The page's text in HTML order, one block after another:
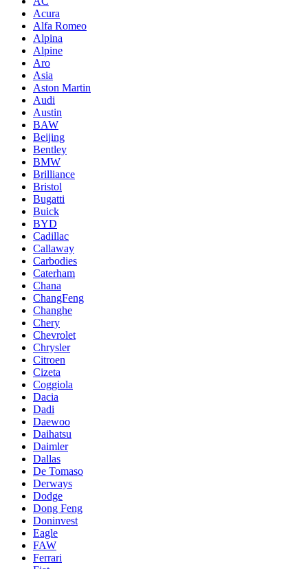
Acura
Alfa Romeo
Alpina
Alpine
Aro
Asia
Aston Martin
Audi
Austin
BAW
Beijing
Bentley
BMW
Brilliance
Bristol
Bugatti
Buick
BYD
Cadillac
Callaway
Carbodies
Caterham
Chana
ChangFeng
Changhe
Chery
Chevrolet
Chrysler
Citroen
Cizeta
Coggiola
Dacia
Dadi
Daewoo
Daihatsu
Daimler
Dallas
De Tomaso
Derways
Dodge
Dong Feng
Doninvest
Eagle
FAW
Ferrari